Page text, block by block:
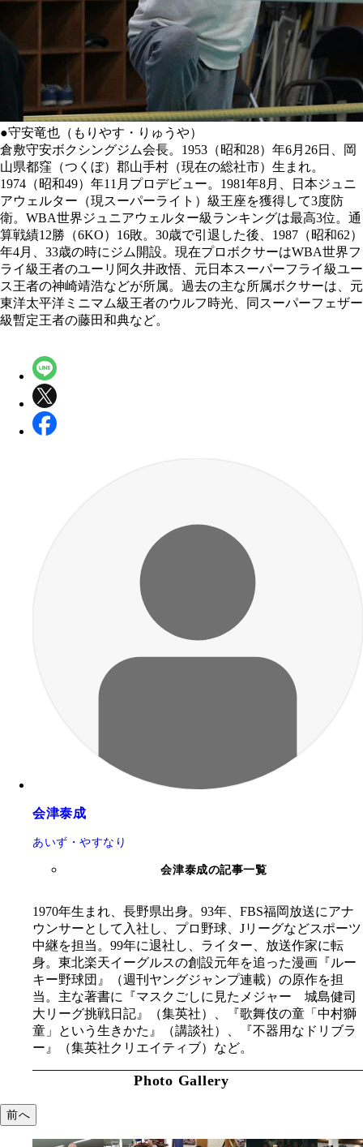
●守安竜也（もりやす・りゅうや）
倉敷守安ボクシングジム会長。1953（昭和28）年6月26日、岡
山県都窪（つくぼ）郡山手村（現在の総社市）生まれ。
1974（昭和49）年11月プロデビュー。1981年8月、日本ジュニ
アウェルター（現スーパーライト）級王座を獲得して3度防
衛。WBA世界ジュニアウェルター級ランキングは最高3位。通
算戦績12勝（6KO）16敗。30歳で引退した後、1987（昭和62）
年4月、33歳の時にジム開設。現在プロボクサーはWBA世界フ
ライ級王者のユーリ阿久井政悟、元日本スーパーフライ級ユー
ス王者の神崎靖浩などが所属。過去の主な所属ボクサーは、元
東洋太平洋ミニマム級王者のウルフ時光、同スーパーフェザー
級暫定王者の藤田和典など。
会津泰成
あいず・やすなり
会津泰成の記事一覧
1970年生まれ、長野県出身。93年、FBS福岡放送にアナ
ウンサーとして入社し、プロ野球、Jリーグなどスポーツ
中継を担当。99年に退社し、ライター、放送作家に転
身。東北楽天イーグルスの創設元年を追った漫画『ルー
キー野球団』（週刊ヤングジャンプ連載）の原作を担
当。主な著書に『マスクごしに見たメジャー 城島健司
大リーグ挑戦日記』（集英社）、『歌舞伎の童「中村獅
童」という生きかた』（講談社）、『不器用なドリブラ
ー』（集英社クリエイティブ）など。
Photo Gallery
前へ